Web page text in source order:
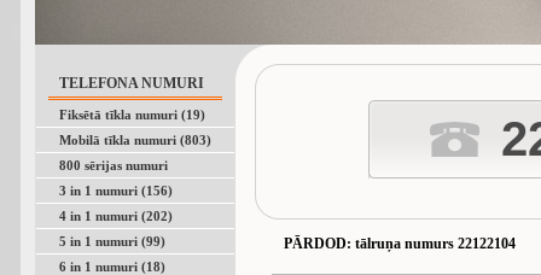
TELEFONA NUMURI
Fiksētā tīkla numuri (19)
Mobilā tīkla numuri (803)
800 sērijas numuri
3 in 1 numuri (156)
4 in 1 numuri (202)
5 in 1 numuri (99)
6 in 1 numuri (18)
PĀRDOD: tālruņa numurs 22122104